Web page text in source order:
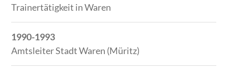
Trainertätigkeit in Waren
1990-1993
Amtsleiter Stadt Waren (Müritz)